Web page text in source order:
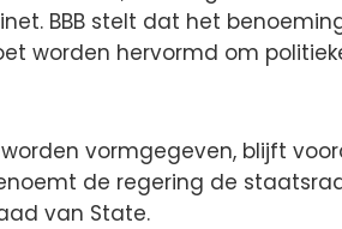
BBB stelt dat het
worden hervormd om
vormgegeven, blijft
de regering de
van State.